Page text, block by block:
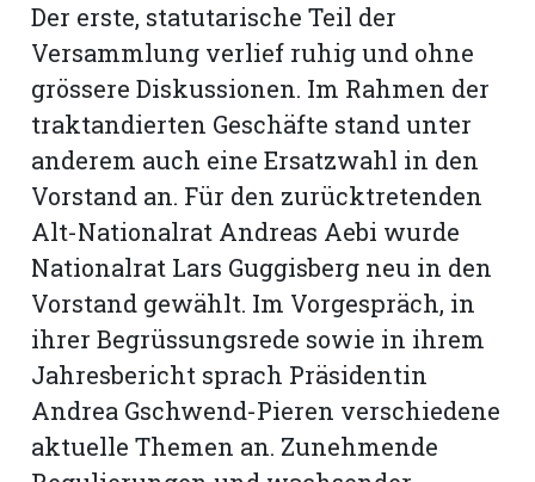
Der erste, statutarische Teil der
Versammlung verlief ruhig und ohne
grössere Diskussionen. Im Rahmen der
traktandierten Geschäfte stand unter
anderem auch eine Ersatzwahl in den
Vorstand an. Für den zurücktretenden
Alt-Nationalrat Andreas Aebi wurde
Nationalrat Lars Guggisberg neu in den
Vorstand gewählt. Im Vorgespräch, in
ihrer Begrüssungsrede sowie in ihrem
Jahresbericht sprach Präsidentin
Andrea Gschwend-Pieren verschiedene
aktuelle Themen an. Zunehmende